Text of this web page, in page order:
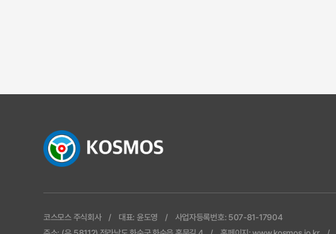
코스모스 주식회사 대표: 윤도영
사업자등록번호: 507-81-17904